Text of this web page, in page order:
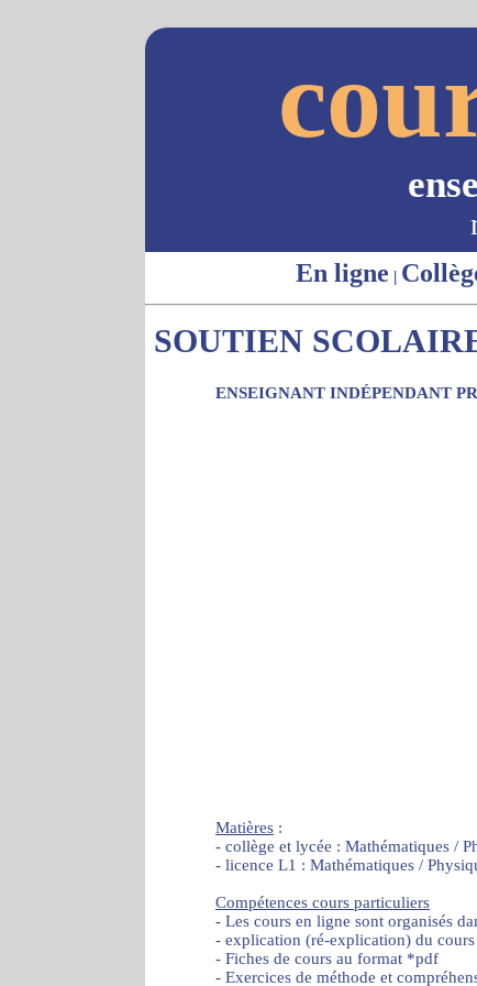
En ligne |
SOUTIEN
ENSEIGNANT INDÉPENDANT
Matières :
- collège et lycée : Mathématiques /
- licence L1 : Mathématiques /
Compétences cours particuliers
- Les cours en ligne sont organisés
- explication (ré-explication) du
- Fiches de cours au format *pdf
- Exercices de méthode et